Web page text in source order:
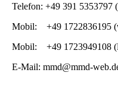
Telefon: +49 391 5353797
Mobil: +49 1722836195
Mobil: +49 1723949108
E-Mail: mmd@mmd-